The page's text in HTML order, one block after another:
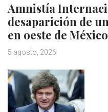
Amnistía
desaparición de
en oeste de México
5 agosto, 2026